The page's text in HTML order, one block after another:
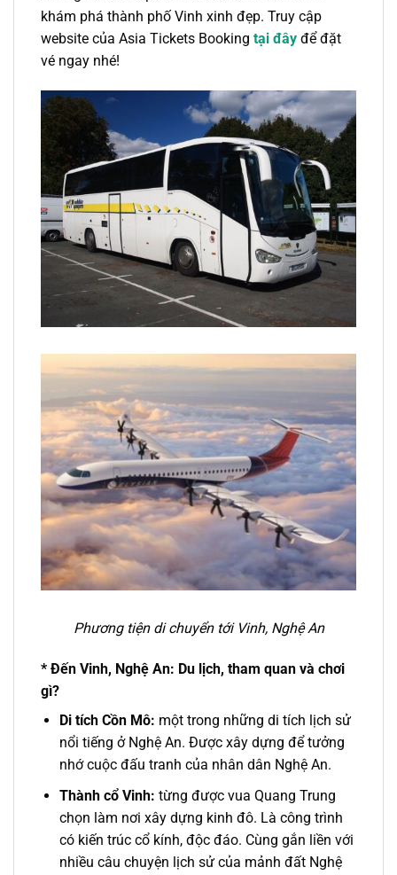
khám phá thành phố Vinh xinh đẹp. Truy cập
website của Asia Tickets Booking tại đây để đặt
vé ngay nhé!
Phương tiện di chuyển tới Vinh, Nghệ An
* Đến Vinh, Nghệ An: Du lịch, tham quan và chơi
gì?
Di tích Cồn Mô: một trong những di tích lịch sử
nổi tiếng ở Nghệ An. Được xây dựng để tưởng
nhớ cuộc đấu tranh của nhân dân Nghệ An.
Thành cổ Vinh: từng được vua Quang Trung
chọn làm nơi xây dựng kinh đô. Là công trình
có kiến trúc cổ kính, độc đáo. Cùng gắn liền với
nhiều câu chuyện lịch sử của mảnh đất Nghệ